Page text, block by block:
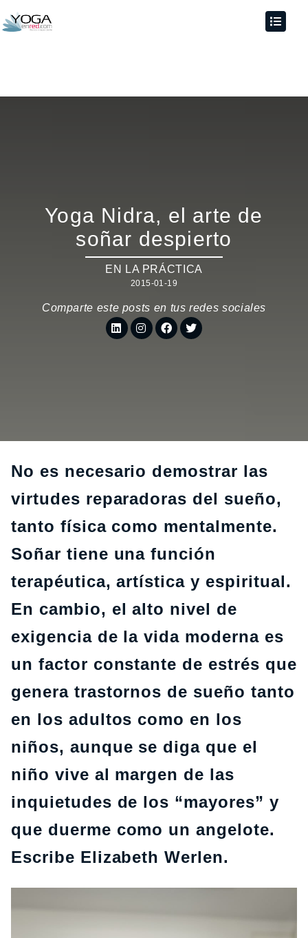
Yoga Nidra, el arte de
soñar despierto
EN LA PRÁCTICA
2015-01-19
Comparte este posts en tus redes sociales
No es necesario demostrar las
virtudes reparadoras del sueño,
tanto física como mentalmente.
Soñar tiene una función
terapéutica, artística y espiritual.
En cambio, el alto nivel de
exigencia de la vida moderna es
un factor constante de estrés que
genera trastornos de sueño tanto
en los adultos como en los
niños, aunque se diga que el
niño vive al margen de las
inquietudes de los “mayores” y
que duerme como un angelote.
Escribe Elizabeth Werlen.